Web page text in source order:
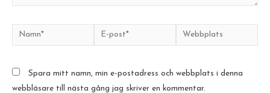
Namn*
E-
post*
Webbplats
Spara mitt namn, min e-postadress och webbplats i denna
webbläsare till nästa gång jag skriver en kommentar.